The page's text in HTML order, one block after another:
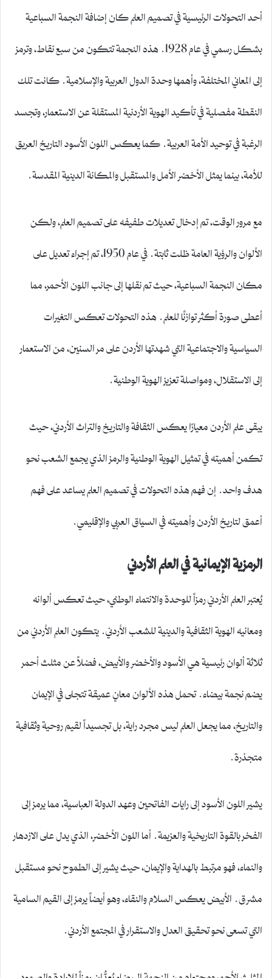
أحد التحولات الرئيسية في تصميم العلم كان إضافة النجمة السباعية
بشكل رسمي في عام 1928. هذه النجمة تتكون من سبع نقاط، وترمز
إلى المعاني المختلفة، وأهمها وحدة الدول العربية والإسلامية. كانت تلك
النقطة مفصلية في تأكيد الهوية الأردنية المستقلة عن الاستعمار، وتجسد
الرغبة في توحيد الأمة العربية. كما يعكس اللون الأسود التاريخ العريق
للأمة، بينما يمثل الأخضر الأمل والمستقبل والمكانة الدينية المقدسة.
مع مرور الوقت، تم إدخال تعديلات طفيفه على تصميم العلم، ولكن
الألوان والرؤية العامة ظلت ثابتة. في عام 1950، تم إجراء تعديل على
مكان النجمة السباعية، حيث تم نقلها إلى جانب اللون الأحمر، مما
أعطى صورة أكثر توازنًا للعلم. هذه التحولات تعكس التغيرات
السياسية والاجتماعية التي شهدتها الأردن على مر السنين، من الاستعمار
إلى الاستقلال، ومواصلة تعزيز الهوية الوطنية.
يبقى علم الأردن معيارًا يعكس الثقافة والتاريخ والتراث الأردني، حيث
تكمن أهميته في تمثيل الهوية الوطنية والرمز الذي يجمع الشعب نحو
هدف واحد. إن فهم هذه التحولات في تصميم العلم يساعد على فهم
أعمق لتاريخ الأردن وأهميته في السياق العربي والإقليمي.
الرمزية الإيمانية في العلم الأردني
يُعتبر العلم الأردني رمزاً للوحدة والانتماء الوطني، حيث تعكس ألوانه
ومعانيه الهوية الثقافية والدينية للشعب الأردني. يتكون العلم الأردني من
ثلاثة ألوان رئيسية هي الأسود والأخضر والأبيض، فضلاً عن مثلث أحمر
يضم نجمة بيضاء. تحمل هذه الألوان معانٍ عميقة تتجلى في الإيمان
والتاريخ، مما يجعل العلم ليس مجرد راية، بل تجسيداً لقيم روحية وثقافية
متجذرة.
يشير اللون الأسود إلى رايات الفاتحين وعهد الدولة العباسية، مما يرمز إلى
الفخر بالقوة التاريخية والعزيمة. أما اللون الأخضر، الذي يدل على الازدهار
والنماء، فهو مرتبط بالهداية والإيمان، حيث يشير إلى الطموح نحو مستقبل
مشرق. الأبيض يعكس السلام والنقاء، وهو أيضاً يرمز إلى القيم السامية
التي تسعى نحو تحقيق العدل والاستقرار في المجتمع الأردني.